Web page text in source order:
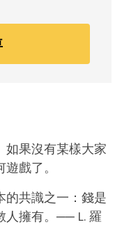
如果沒有某樣大家
戲了。
的共識之一：錢是
擁有。 ── L. 羅